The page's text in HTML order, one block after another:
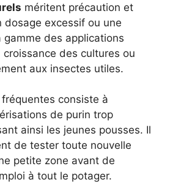
méritent précaution et
dosage excessif ou une
gamme des applications
des cultures ou
aux insectes utiles.
fréquentes consiste à
de purin trop
ainsi les jeunes pousses. Il
de tester toute nouvelle
petite zone avant de
à tout le potager.